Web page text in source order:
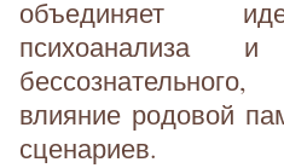
объединяет
психоанализа и
влияние родовой
сценариев.